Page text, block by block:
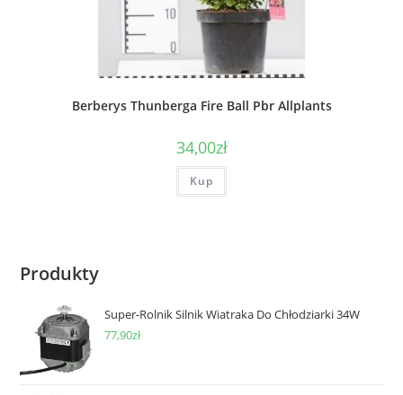
Berberys Thunberga Fire Ball Pbr Allplants
34,00zł
Kup
Produkty
Super-Rolnik Silnik Wiatraka Do Chłodziarki 34W
77,90zł